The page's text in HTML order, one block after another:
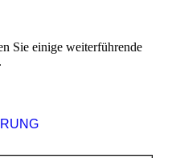
Sie einige weiterführende